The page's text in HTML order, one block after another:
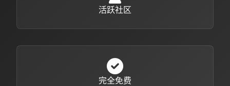
活跃社区
完全免费